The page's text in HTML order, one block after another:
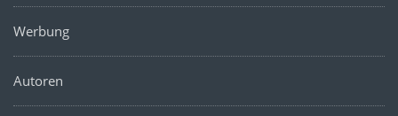
Werbung
Autoren